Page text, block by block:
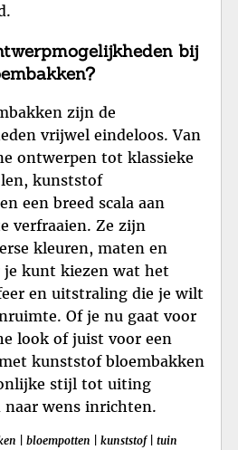
bij
zijn de
vrijwel eindeloos. Van
ontwerpen tot klassieke
kunststof
een breed scala aan
verfraaien. Ze zijn
kleuren, maten en
je kunt kiezen wat het
en uitstraling die je wilt
Of je nu gaat voor
look of juist voor een
kunststof bloembakken
stijl tot uiting
wens inrichten.
bloempotten kunststof| tuin